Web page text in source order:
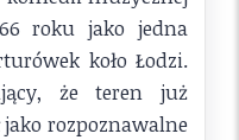
roku jako jedna
koło Łodzi.
że teren już
rozpoznawalne